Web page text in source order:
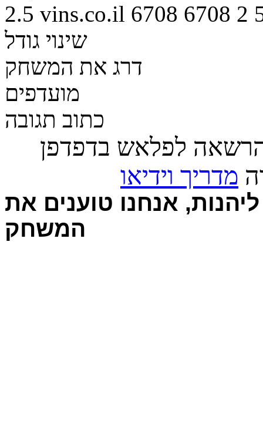
2.5 vins.co.il 6708 6708 2
שינוי גודל
דרג את המשחק
מועדפים
כתוב תגובה
לפלאש בדפדפן
מדריך וידיאו
אנחנו טוענים את
המשחק